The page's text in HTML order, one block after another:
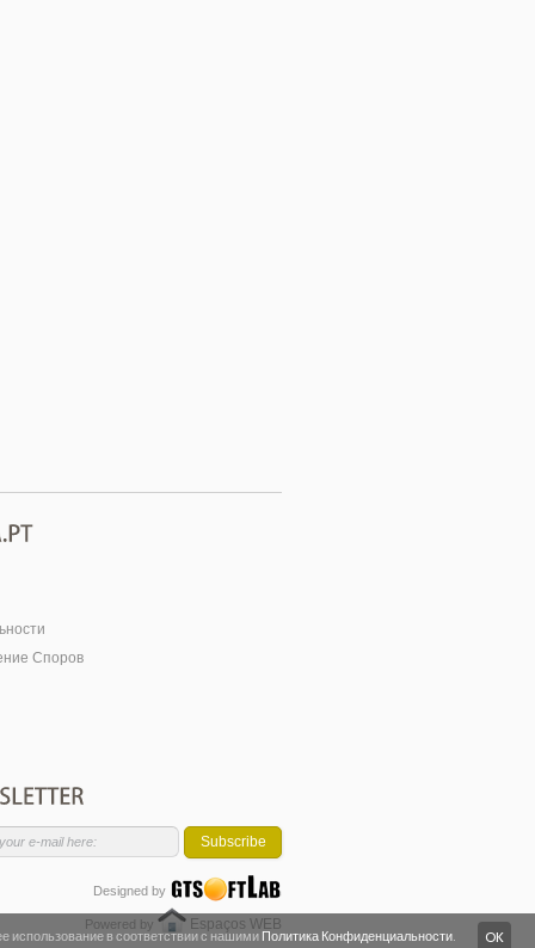
Споров
Subscribe
Designed by
Powered by Espaços WEB
OK
использование в соответствии с нашими Политика Конфиденциальности.